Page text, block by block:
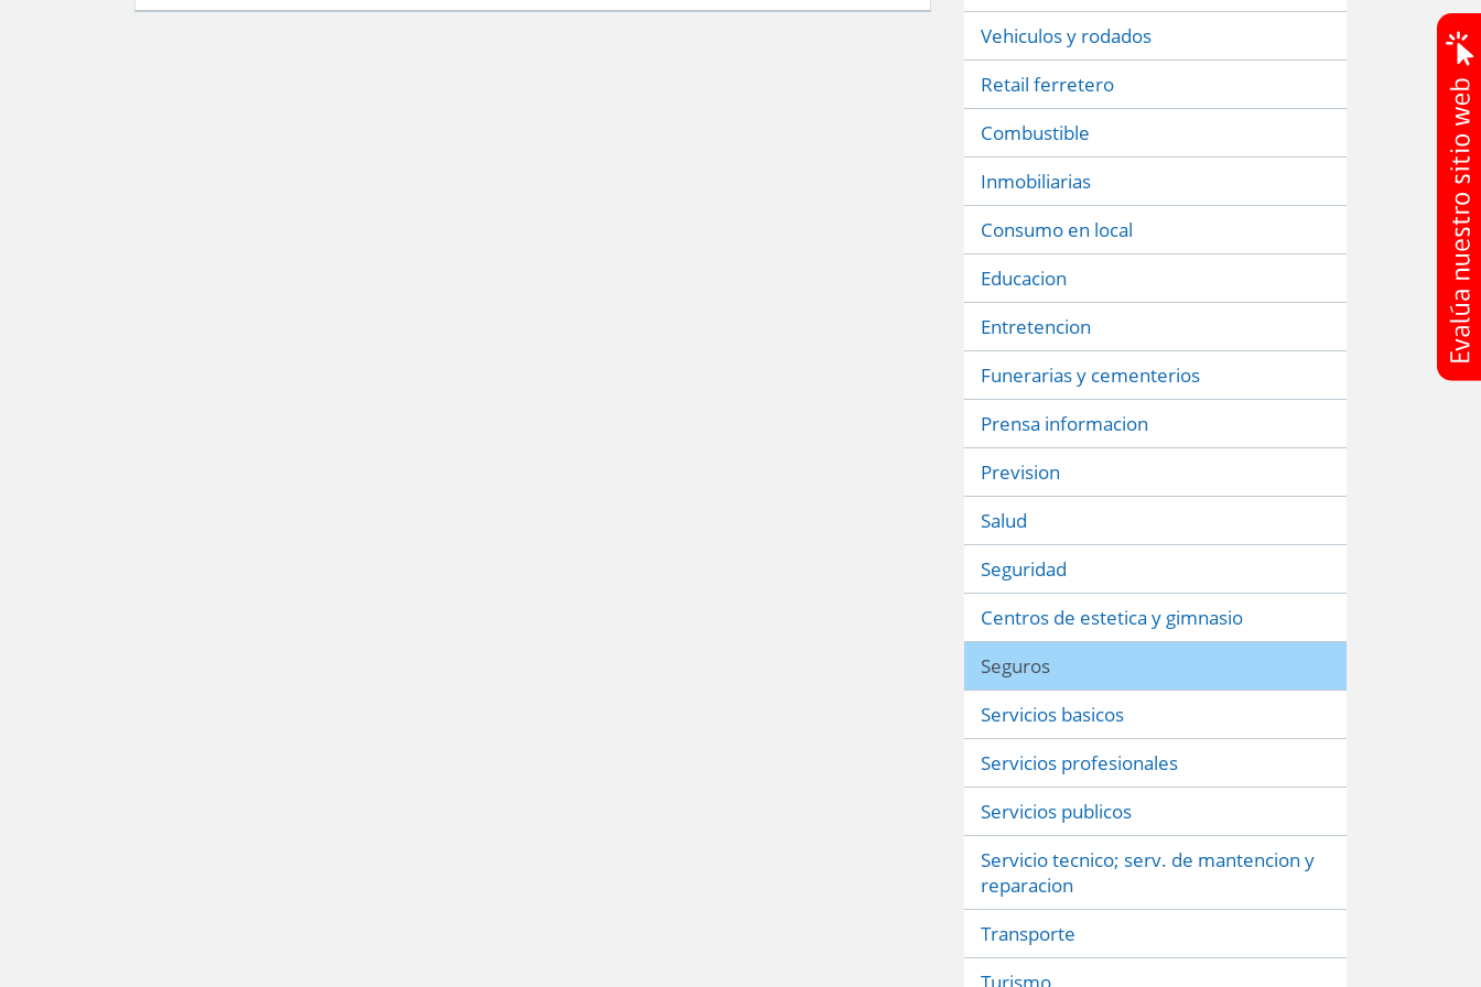
Vehiculos y rodados
Retail ferretero
Combustible
Inmobiliarias
Consumo en local
Educacion
Entretencion
Funerarias y cementerios
Prensa informacion
Prevision
Salud
Seguridad
Centros de estetica y gimnasio
Seguros
Servicios basicos
Servicios profesionales
Servicios publicos
Servicio tecnico; serv. de mantencion y
reparacion
Transporte